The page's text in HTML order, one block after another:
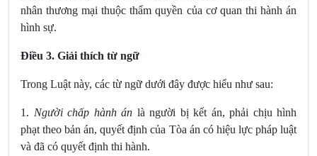
nhân thương mại thuộc thẩm quyền của cơ quan thi hành án
hình sự.
Điều 3. Giải thích từ ngữ
Trong Luật này, các từ ngữ dưới đây được hiểu như sau:
1. Người chấp hành án là người bị kết án, phải chịu hình
phạt theo bản án, quyết định của Tòa án có hiệu lực pháp luật
và đã có quyết định thi hành.